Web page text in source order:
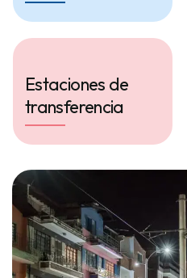
Estaciones de
transferencia